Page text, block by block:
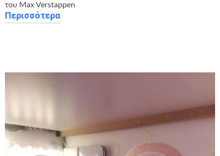
του Max Verstappen
Περισσότερα